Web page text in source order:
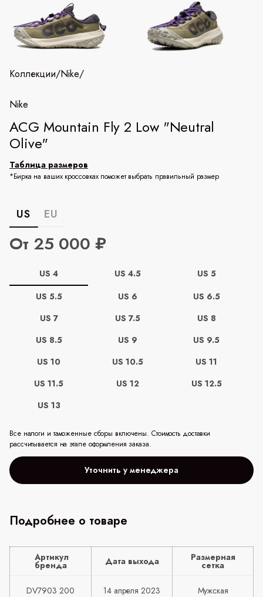
Коллекции/Nike/
Nike
ACG Mountain Fly 2 Low "Neutral
Olive"
Таблица размеров
*Бирка на ваших кроссовках поможет выбрать правильный размер
US EU
От 25 000 ₽
US 4 US 4.5
US 5
US 5.5
US 6
US 6.5
US 7
US 7.5
US 8
US 8.5
US 9
US 9.5
US 10
US 10.5
US 11
US 11.5
US 12
US 12.5
US 13
Все налоги и таможенные сборы включены. Стоимость доставки
рассчитывается на этапе оформления заказа.
Уточнить у менеджера
Подробнее о товаре
Артикул
бренда Дата выхода Размерная
сетка
DV7903 200 14 апреля 2023 Мужская